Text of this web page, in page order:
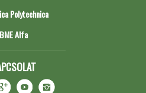
Polytechnica
BME Alfa